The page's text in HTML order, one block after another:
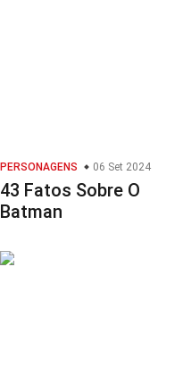
PERSONAGENS 06 Set 2024
43 Fatos Sobre O
Batman